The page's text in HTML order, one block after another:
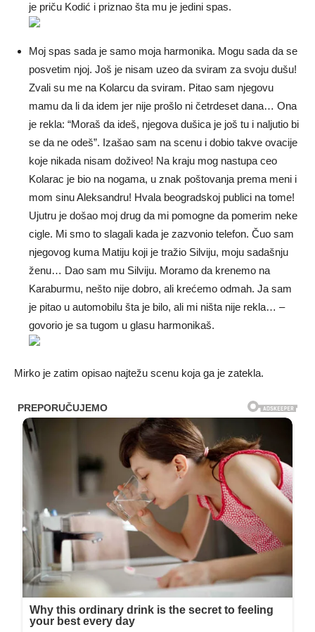
je priču Kodić i priznao šta mu je jedini spas.
Moj spas sada je samo moja harmonika. Mogu sada da se
posvetim njoj. Još je nisam uzeo da sviram za svoju dušu!
Zvali su me na Kolarcu da sviram. Pitao sam njegovu
mamu da li da idem jer nije prošlo ni četrdeset dana… Ona
je rekla: “Moraš da ideš, njegova dušica je još tu i naljutio bi
se da ne odeš”. Izašao sam na scenu i dobio takve ovacije
koje nikada nisam doživeo! Na kraju mog nastupa ceo
Kolarac je bio na nogama, u znak poštovanja prema meni i
mom sinu Aleksandru! Hvala beogradskoj publici na tome!
Ujutru je došao moj drug da mi pomogne da pomerim neke
cigle. Mi smo to slagali kada je zazvonio telefon. Čuo sam
njegovog kuma Matiju koji je tražio Silviju, moju sadašnju
ženu… Dao sam mu Silviju. Moramo da krenemo na
Karaburmu, nešto nije dobro, ali krećemo odmah. Ja sam
je pitao u automobilu šta je bilo, ali mi ništa nije rekla… –
govorio je sa tugom u glasu harmonikaš.
Mirko je zatim opisao najtežu scenu koja ga je zatekla.